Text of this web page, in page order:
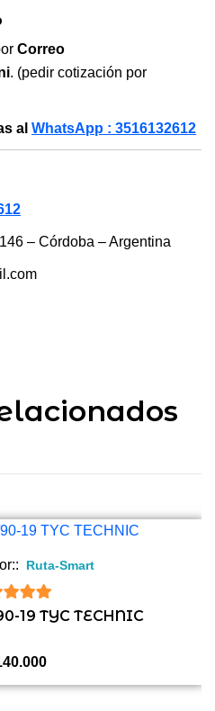
Correo
. (pedir cotización por
al WhatsApp : 3516132612
– Córdoba – Argentina
Ruta-Smart
de 5
19 TYC TECHNIC